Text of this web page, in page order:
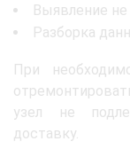
Выявление не
Разборка
При
узел не
доставку.